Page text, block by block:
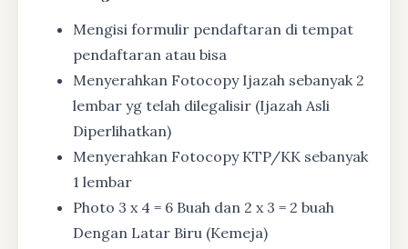
Mengisi formulir pendaftaran di tempat
pendaftaran atau bisa
Menyerahkan Fotocopy Ijazah sebanyak 2
lembar yg telah dilegalisir (Ijazah Asli
Diperlihatkan)
Menyerahkan Fotocopy KTP/KK sebanyak
1 lembar
Photo 3 x 4 = 6 Buah dan 2 x 3 = 2 buah
Dengan Latar Biru (Kemeja)